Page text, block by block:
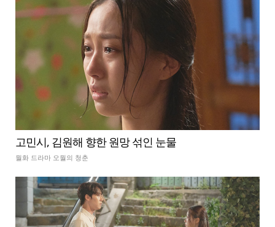
고민시, 김원해 향한 원망 섞인 눈물
월화 드라마 오월의 청춘